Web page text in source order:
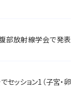
部放射線学会で発表
ッション1（子宮・卵